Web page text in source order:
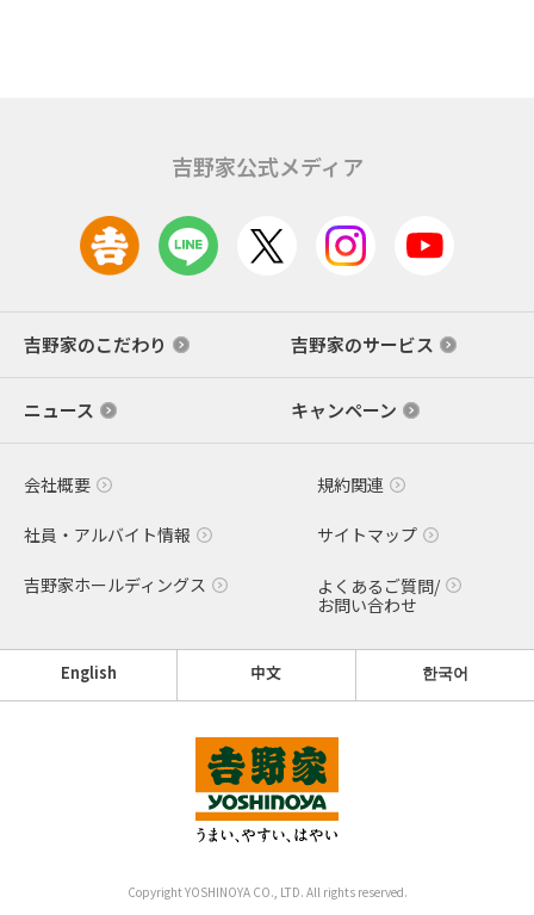
吉野家公式メディア
吉野家のこだわり 吉野家のサービス
ニュース キャンペーン
会社概要 規約関連
社員・アルバイト情報 サイトマップ
吉野家ホールディングス
よくあるご質問/
お問い合わせ
English 中文 한국어
Copyright YOSHINOYA CO., LTD. All rights reserved.